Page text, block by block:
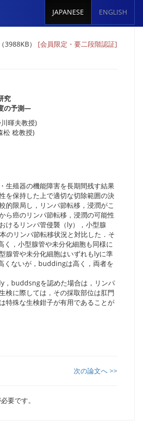
JAPANESE ENGLISH
3988KB） [会員限定・要二段階認証]
究
の予測―
暉夫教授)
松 稔教授)
生殖器の機能障害を長期間残す結果
を保持した上で適切な切除範囲の決
的限局し，リンパ節転移，浸潤がこ
ら癌のリンパ節転移，浸潤の可能性
けるリンパ管侵襲（ly），小型腺
のリンパ節転移状況と対比した．そ
，小型腺管や未分化細胞も同様に
腺管や未分化細胞はいずれもlyに準
くないが，buddingは高く，両者を
，buddsngを認めた場合は，リンパ
検に際しては，その採取部位は肛門
特殊な生検鉗子が有用であることが
次の論文へ >>
要です。